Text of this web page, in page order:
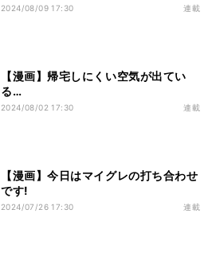
2024/08/09 17:30 連載
【漫画】帰宅しにくい空気が出てい
る…
2024/08/02 17:30 連載
【漫画】今日はマイグレの打ち合わせ
です!
2024/07/26 17:30 連載